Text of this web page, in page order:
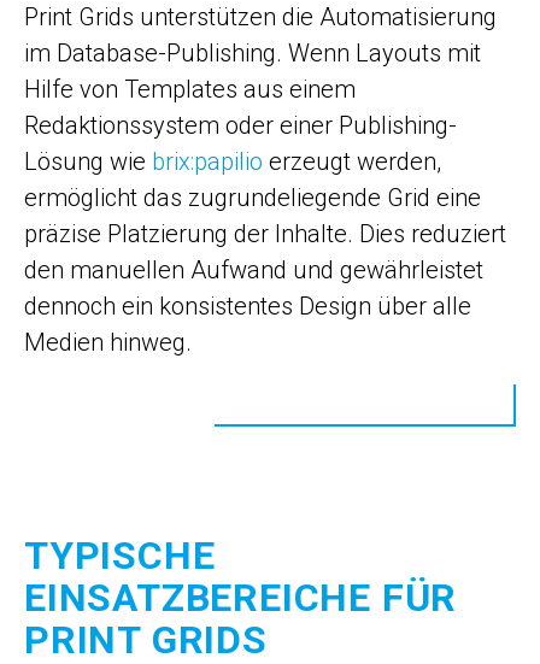
Print Grids unterstützen die Automatisierung
im Database-Publishing. Wenn Layouts mit
Hilfe von Templates aus einem
Redaktionssystem oder einer Publishing-
Lösung wie brix:papilio erzeugt werden,
ermöglicht das zugrundeliegende Grid eine
präzise Platzierung der Inhalte. Dies reduziert
den manuellen Aufwand und gewährleistet
dennoch ein konsistentes Design über alle
Medien hinweg.
TYPISCHE
EINSATZBEREICHE FÜR
PRINT GRIDS